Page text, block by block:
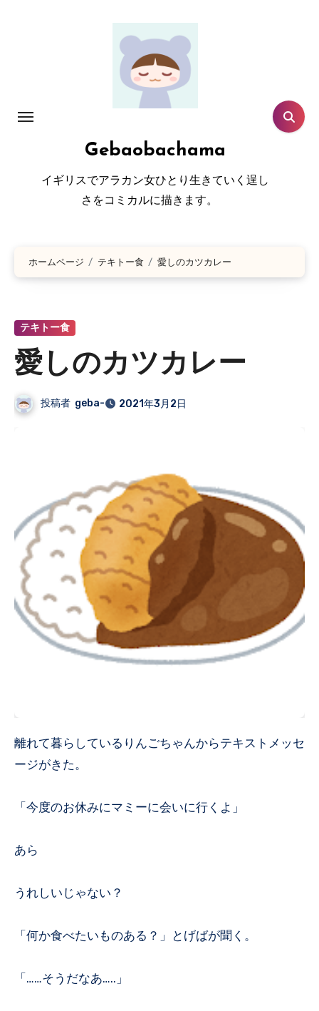
Gebaobachama
イギリスでアラカン女ひとり生きていく逞し
さをコミカルに描きます。
ホームページ テキトー食 愛しのカツカレー
テキトー食
愛しのカツカレー
投稿者 geba- 2021年3月2日
離れて暮らしているりんごちゃんからテキストメッセ
ージがきた。
「今度のお休みにマミーに会いに行くよ」
あら
うれしいじゃない？
「何か食べたいものある？」とげばが聞く。
「……そうだなあ…..」